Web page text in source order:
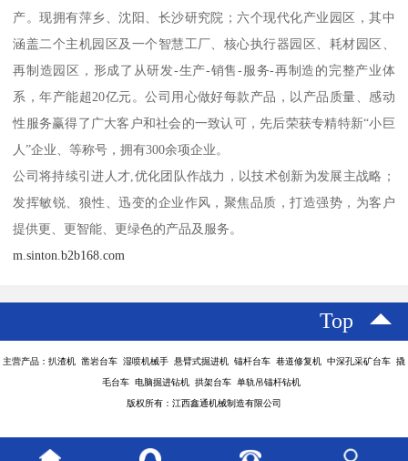
产。现拥有萍乡、沈阳、长沙研究院；六个现代化产业园区，其中
涵盖二个主机园区及一个智慧工厂、核心执行器园区、耗材园区、
再制造园区，形成了从研发-生产-销售-服务-再制造的完整产业体
系，年产能超20亿元。公司用心做好每款产品，以产品质量、感动
性服务赢得了广大客户和社会的一致认可，先后荣获专精特新“小巨
人”企业、等称号，拥有300余项企业。
公司将持续引进人才,优化团队作战力，以技术创新为发展主战略；
发挥敏锐、狼性、迅变的企业作风，聚焦品质，打造强势，为客户
提供更、更智能、更绿色的产品及服务。
m.sinton.b2b168.com
Top
主营产品：扒渣机 凿岩台车 湿喷机械手 悬臂式掘进机 锚杆台车 巷道修复机 中深孔采矿台车 撬
毛台车 电脑掘进钻机 拱架台车 单轨吊锚杆钻机
版权所有：江西鑫通机械制造有限公司